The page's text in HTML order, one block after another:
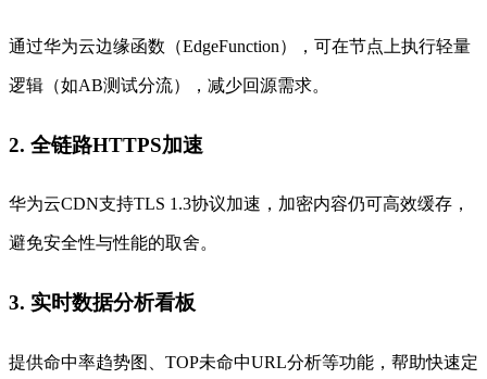
通过华为云边缘函数（EdgeFunction），可在节点上执行轻量
逻辑（如AB测试分流），减少回源需求。
2. 全链路HTTPS加速
华为云CDN支持TLS 1.3协议加速，加密内容仍可高效缓存，
避免安全性与性能的取舍。
3. 实时数据分析看板
提供命中率趋势图、TOP未命中URL分析等功能，帮助快速定